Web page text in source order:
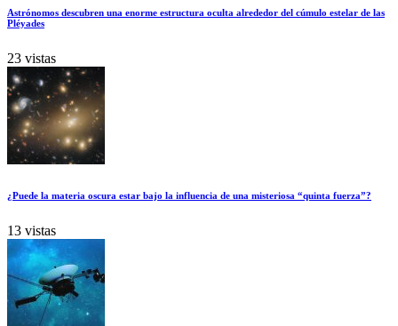
Astrónomos descubren una enorme estructura oculta alrededor del cúmulo estelar de las
Pléyades
23 vistas
¿Puede la materia oscura estar bajo la influencia de una misteriosa “quinta fuerza”?
13 vistas